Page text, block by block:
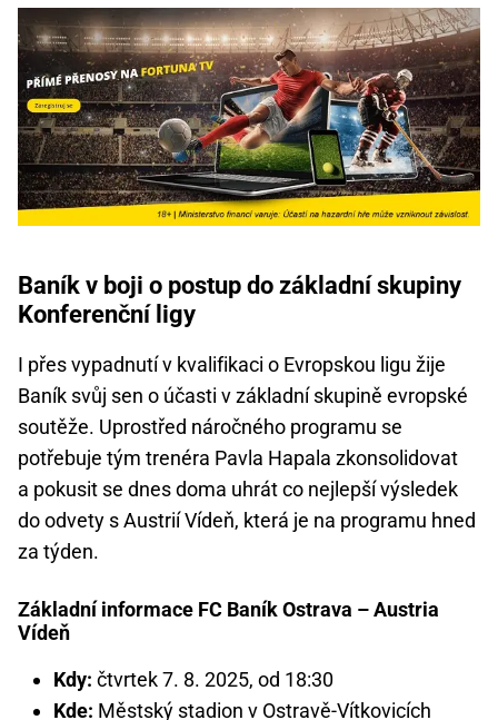
Baník v boji o postup do základní skupiny
Konferenční ligy
I přes vypadnutí v kvalifikaci o Evropskou ligu žije
Baník svůj sen o účasti v základní skupině evropské
soutěže. Uprostřed náročného programu se
potřebuje tým trenéra Pavla Hapala zkonsolidovat
a pokusit se dnes doma uhrát co nejlepší výsledek
do odvety s Austrií Vídeň, která je na programu hned
za týden.
Základní informace FC Baník Ostrava – Austria
Vídeň
Kdy: čtvrtek 7. 8. 2025, od 18:30
Kde: Městský stadion v Ostravě-Vítkovicích